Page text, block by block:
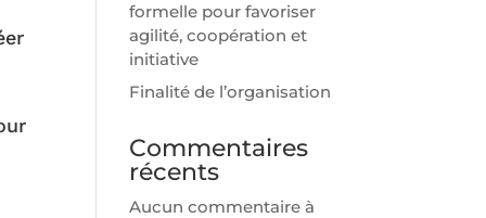
formelle pour favoriser
agilité, coopération et
initiative
Finalité de l’organisation
Commentaires
récents
Aucun commentaire à